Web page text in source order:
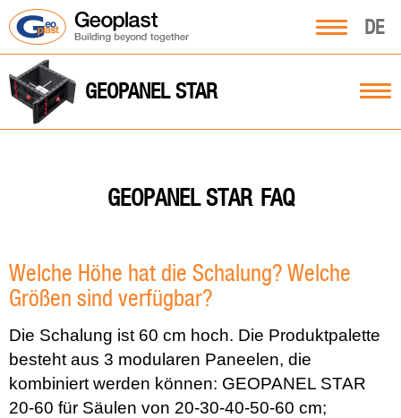
DE
GEOPANEL STAR
GEOPANEL STAR FAQ
Welche Höhe hat die Schalung? Welche
Größen sind verfügbar?
Die Schalung ist 60 cm hoch. Die Produktpalette
besteht aus 3 modularen Paneelen, die
kombiniert werden können: GEOPANEL STAR
20-60 für Säulen von 20-30-40-50-60 cm;